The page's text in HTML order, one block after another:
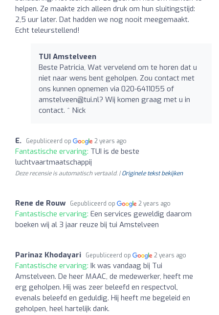
helpen. Ze maakte zich alleen druk om hun sluitingstijd:
2,5 uur later. Dat hadden we nog nooit meegemaakt.
Echt teleurstellend!
TUI Amstelveen
Beste Patricia, Wat vervelend om te horen dat u
niet naar wens bent geholpen. Zou contact met
ons kunnen opnemen via 020-6411055 of
amstelveen@tui.nl? Wij komen graag met u in
contact. ^ Nick
E. Gepubliceerd op 2 years ago
Fantastische ervaring: TUI is de beste
luchtvaartmaatschappij
Deze recensie is automatisch vertaald. |Originele tekst bekijken
Rene de Rouw Gepubliceerd op 2 years ago
Fantastische ervaring: Een services geweldig daarom
boeken wij al 3 jaar reuze bij tui Amstelveen
Parinaz Khodayari Gepubliceerd op 2 years ago
Fantastische ervaring: Ik was vandaag bij Tui
Amstelveen. De heer MAAC, de medewerker, heeft me
erg geholpen. Hij was zeer beleefd en respectvol,
evenals beleefd en geduldig. Hij heeft me begeleid en
geholpen, heel hartelijk dank.